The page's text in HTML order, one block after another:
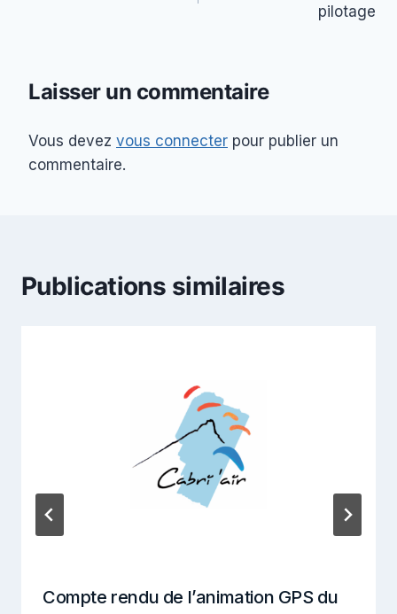
pilotage
Laisser un commentaire
Vous devez vous connecter pour publier un
commentaire.
Publications similaires
Compte rendu de l’animation GPS du